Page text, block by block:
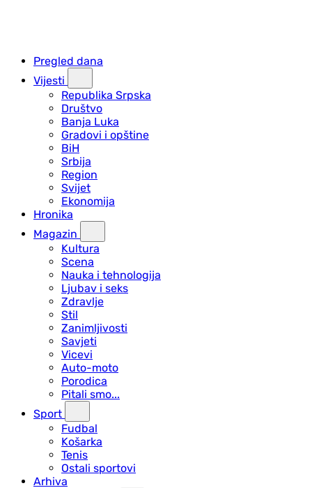
Pregled dana
Vijesti
Republika Srpska
Društvo
Banja Luka
Gradovi i opštine
BiH
Srbija
Region
Svijet
Ekonomija
Hronika
Magazin
Kultura
Scena
Nauka i tehnologija
Ljubav i seks
Zdravlje
Stil
Zanimljivosti
Savjeti
Vicevi
Auto-moto
Porodica
Pitali smo...
Sport
Fudbal
Košarka
Tenis
Ostali sportovi
Arhiva